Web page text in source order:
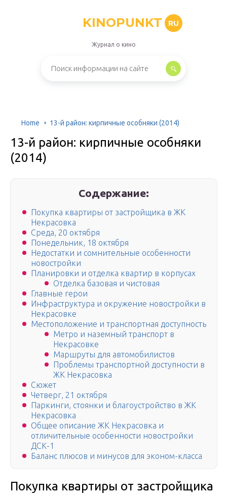
KINOPUNKT RU
Журнал о кино
Home 13-й район: кирпичные особняки (2014)
13-й район: кирпичные особняки
(2014)
Содержание:
Покупка квартиры от застройщика в ЖК
Некрасовка
Среда, 20 октября
Понедельник, 18 октября
Недостатки и сомнительные особенности
новостройки
Планировки и отделка квартир в корпусах
Отделка базовая и чистовая
Главные герои
Инфраструктура и окружение новостройки в
Некрасовке
Местоположение и транспортная доступность
Метро и наземный транспорт в
Некрасовке
Маршруты для автомобилистов
Проблемы транспортной доступности в
ЖК Некрасовка
Сюжет
Четверг, 21 октября
Паркинги, стоянки и благоустройство в ЖК
Некрасовка
Общее описание ЖК Некрасовка и
отличительные особенности новостройки
ДСК-1
Баланс плюсов и минусов для эконом-класса
Покупка квартиры от застройщика